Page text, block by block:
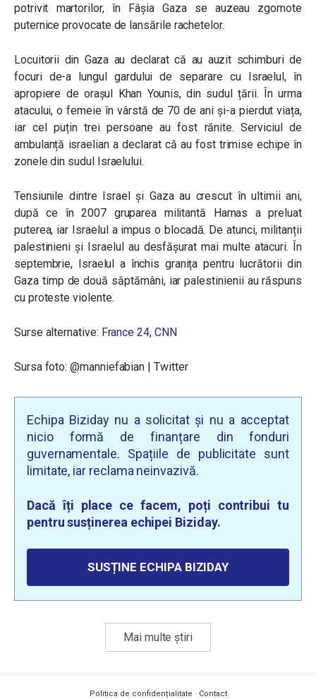
potrivit martorilor, în Fâșia Gaza se auzeau zgomote
puternice provocate de lansările rachetelor.
Locuitorii din Gaza au declarat că au auzit schimburi de
focuri de-a lungul gardului de separare cu Israelul, în
apropiere de orașul Khan Younis, din sudul țării. În urma
atacului, o femeie în vârstă de 70 de ani și-a pierdut viața,
iar cel puțin trei persoane au fost rănite. Serviciul de
ambulanță israelian a declarat că au fost trimise echipe în
zonele din sudul Israelului.
Tensiunile dintre Israel și Gaza au crescut în ultimii ani,
după ce în 2007 gruparea militantă Hamas a preluat
puterea, iar Israelul a impus o blocadă. De atunci, militanții
palestinieni și Israelul au desfășurat mai multe atacuri. În
septembrie, Israelul a închis granița pentru lucrătorii din
Gaza timp de două săptămâni, iar palestinienii au răspuns
cu proteste violente.
Surse alternative: France 24, CNN
Sursa foto: @manniefabian | Twitter
Echipa Biziday nu a solicitat și nu a acceptat
nicio formă de finanțare din fonduri
guvernamentale. Spațiile de publicitate sunt
limitate, iar reclama neinvazivă.
Dacă îți place ce facem, poți contribui tu
pentru susținerea echipei Biziday.
SUSȚINE ECHIPA BIZIDAY
Mai multe știri
Politica de confidențialitate · Contact